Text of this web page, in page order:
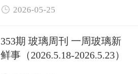
办
 2026-05-25
353期 玻璃周刊 一周玻璃新
鲜事（2026.5.18-2026.5.23）